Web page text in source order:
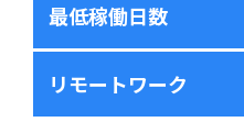
最低稼働日数
リモートワーク